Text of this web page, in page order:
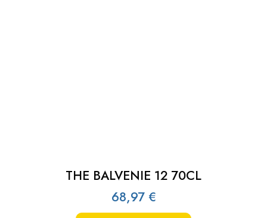
THE BALVENIE 12 70CL
68,97 €